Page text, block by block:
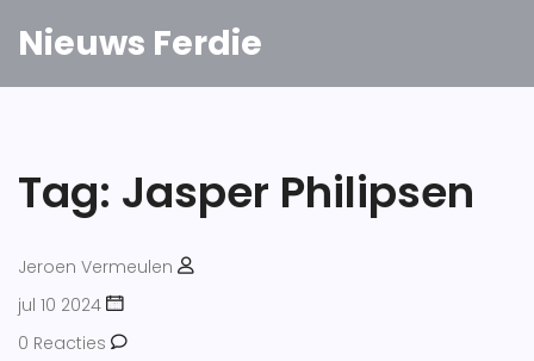
Nieuws Ferdie
Tag: Jasper Philipsen
Jeroen Vermeulen
jul 10 2024
0 Reacties